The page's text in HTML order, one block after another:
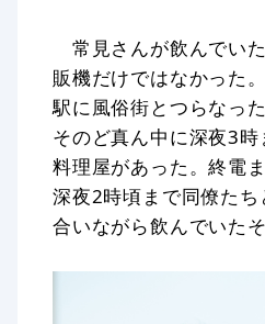
常見さんが飲んでい
販機だけではなかった
駅に風俗街とつらなっ
そのど真ん中に深夜3
料理屋があった。終電
深夜2時頃まで同僚た
合いながら飲んでいたそ